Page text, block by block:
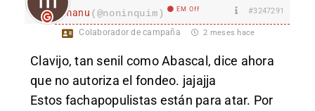
manu (@noninquim) EM Off #3247291
Colaborador de campaña 2 meses hace
Clavijo, tan senil como Abascal, dice ahora
que no autoriza el fondeo. jajajja
Estos fachapopulistas están para atar. Por